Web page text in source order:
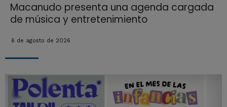
Macanudo presenta una agenda cargada
de música y entretenimiento
6 de agosto de 2026